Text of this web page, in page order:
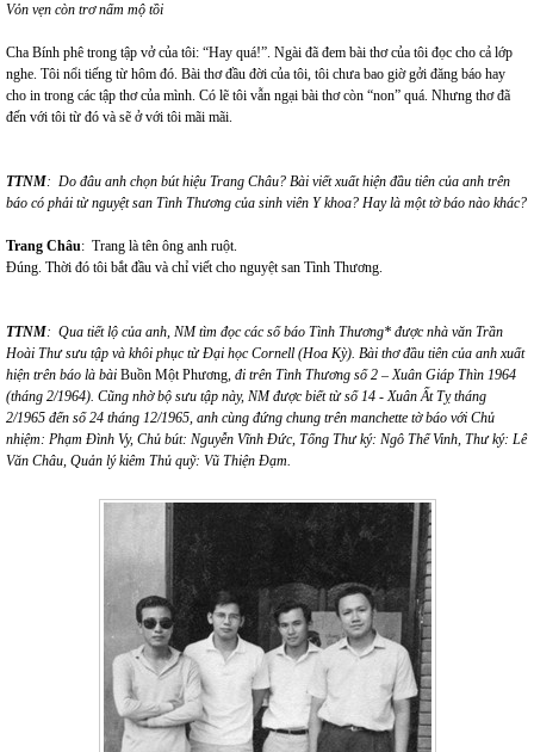
Vỏn vẹn còn trơ nấm mộ tồi
Cha Bính phê trong tập vở của tôi: “Hay quá!”. Ngài đã đem bài thơ của tôi đọc cho cả lớp
nghe. Tôi nổi tiếng từ hôm đó. Bài thơ đầu đời của tôi, tôi chưa bao giờ gởi đăng báo hay
cho in trong các tập thơ của mình. Có lẽ tôi vẫn ngại bài thơ còn “non” quá. Nhưng thơ đã
đến với tôi từ đó và sẽ ở với tôi mãi mãi.
TTNM: Do đâu anh chọn bút hiệu Trang Châu? Bài viết xuất hiện đầu tiên của anh trên
báo có phải từ nguyệt san Tình Thương của sinh viên Y khoa? Hay là một tờ báo nào khác?
Trang Châu: Trang là tên ông anh ruột.
Đúng. Thời đó tôi bắt đầu và chỉ viết cho nguyệt san Tình Thương.
TTNM: Qua tiết lộ của anh, NM tìm đọc các số báo Tình Thương* được nhà văn Trần
Hoài Thư sưu tập và khôi phục từ Đại học Cornell (Hoa Kỳ). Bài thơ đầu tiên của anh xuất
hiện trên báo là bài Buồn Một Phương, đi trên Tình Thương số 2 – Xuân Giáp Thìn 1964
(tháng 2/1964). Cũng nhờ bộ sưu tập này, NM được biết từ số 14 - Xuân Ất Tỵ tháng
2/1965 đến số 24 tháng 12/1965, anh cùng đứng chung trên manchette tờ báo với Chủ
nhiệm: Phạm Đình Vy, Chủ bút: Nguyễn Vĩnh Đức, Tổng Thư ký: Ngô Thế Vinh, Thư ký: Lê
Văn Châu, Quản lý kiêm Thủ quỹ: Vũ Thiện Đạm.